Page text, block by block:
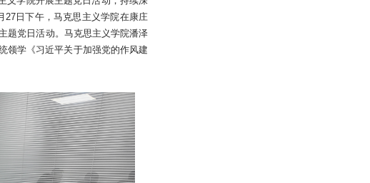
27日下午，马克思主义学院在康庄
题党日活动。马克思主义学院潘泽
领学《习近平关于加强党的作风建